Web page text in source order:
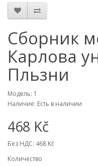
Сборник
Карлова
Пльзни
Модель: 1
Наличие: Есть в наличии
468 Kč
Без НДС: 468 Kč
Количество